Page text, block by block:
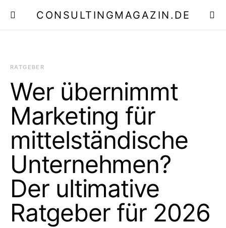
CONSULTINGMAGAZIN.DE
RATGEBER
Wer übernimmt
Marketing für
mittelständische
Unternehmen?
Der ultimative
Ratgeber für 2026